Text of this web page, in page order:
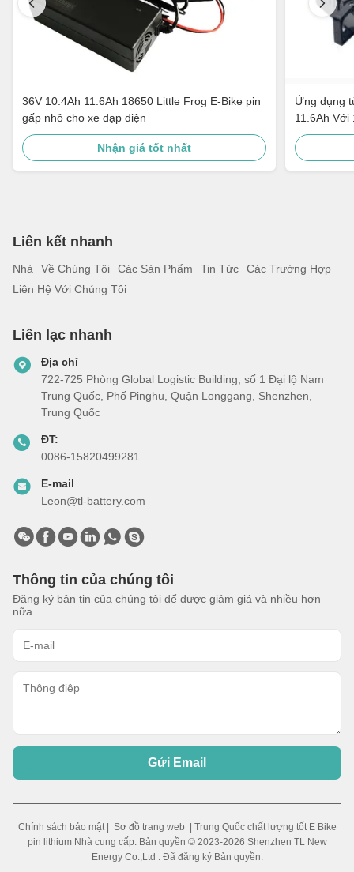
36V 10.4Ah 11.6Ah 18650 Little Frog E-Bike pin
gấp nhỏ cho xe đạp điện
Nhận giá tốt nhất
Ứng dụng
11.6Ah Với
Liên kết nhanh
Nhà Về Chúng Tôi Các Sản Phẩm Tin Tức
Các Trường Hợp
Liên Hệ Với Chúng Tôi
Liên lạc nhanh
Địa chỉ
722-725 Phòng Global Logistic Building, số 1 Đại lộ Nam
Trung Quốc, Phố Pinghu, Quận Longgang, Shenzhen,
Trung Quốc
ĐT:
0086-15820499281
E-mail
Leon@tl-battery.com
Thông tin của chúng tôi
Đăng ký bản tin của chúng tôi để được giảm giá và nhiều hơn
nữa.
Gửi Email
Chính sách bảo mật| Sơ đồ trang web | Trung Quốc chất lượng tốt E Bike
pin lithium Nhà cung cấp. Bản quyền © 2023-2026 Shenzhen TL New
Energy Co.,Ltd . Đã đăng ký Bản quyền.